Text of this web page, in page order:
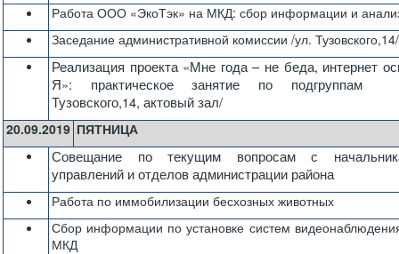
Работа ООО «ЭкоТэк» на МКД: сбор информации и
Заседание административной комиссии /ул. Тузовского,14/
Реализация проекта «Мне года – не беда, интернет
Я»: практическое занятие по подгруппам
Тузовского,14, актовый зал/
20.09.2019 ПЯТНИЦА
Совещание по текущим вопросам с
управлений и отделов администрации района
Работа по иммобилизации бесхозных животных
Сбор информации по установке систем
МКД